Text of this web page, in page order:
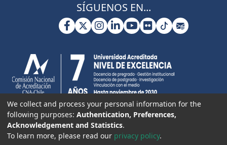
SÍGUENOS EN...
We collect and process your personal information for the
following purposes: Authentication, Preferences,
Acknowledgement and Statistics.
To learn more, please read our privacy policy.